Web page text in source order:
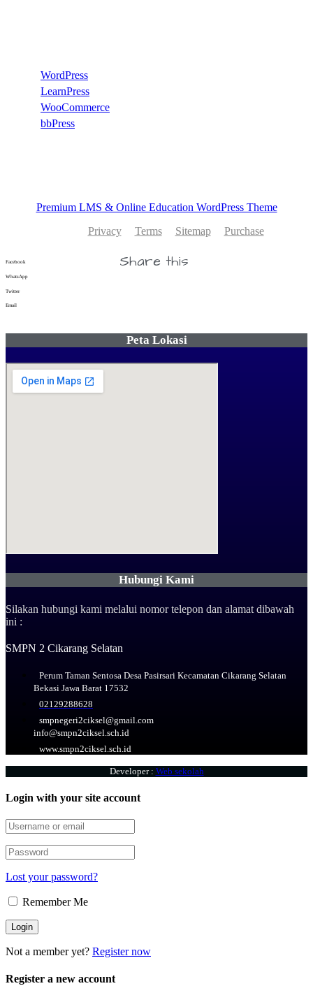
WordPress
LearnPress
WooCommerce
bbPress
Premium LMS & Online Education WordPress Theme
Privacy
Terms Sitemap Purchase
Share this
Facebook
WhatsApp
Twitter
Email
Peta Lokasi
Hubungi Kami
Silakan hubungi kami melalui nomor telepon dan alamat dibawah
ini :
SMPN 2 Cikarang Selatan
Perum Taman Sentosa Desa Pasirsari Kecamatan Cikarang Selatan
Bekasi Jawa Barat 17532
02129288628
smpnegeri2ciksel@gmail.com
info@smpn2ciksel.sch.id
www.smpn2ciksel.sch.id
Developer : Web sekolah
Login with your site account
Lost your password?
Remember Me
Not a member yet? Register now
Register a new account